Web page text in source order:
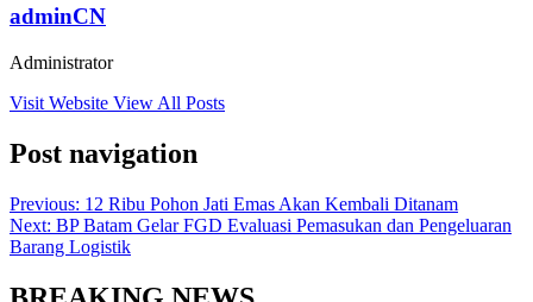
adminCN
Administrator
Visit Website View All Posts
Post navigation
Previous: 12 Ribu Pohon Jati Emas Akan Kembali Ditanam
Next: BP Batam Gelar FGD Evaluasi Pemasukan dan Pengeluaran
Barang Logistik